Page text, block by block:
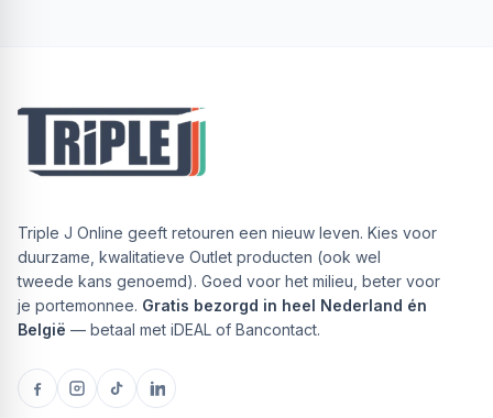
Triple J Online geeft retouren een nieuw leven. Kies voor
duurzame, kwalitatieve Outlet producten (ook wel
tweede kans genoemd). Goed voor het milieu, beter voor
je portemonnee. Gratis bezorgd in heel Nederland én
België — betaal met iDEAL of Bancontact.